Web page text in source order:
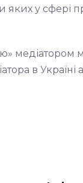
яких у сфері
медіатором
в Україні